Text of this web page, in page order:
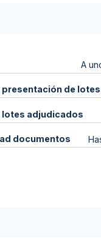
A
presentación de lotes
lotes adjudicados
documentos